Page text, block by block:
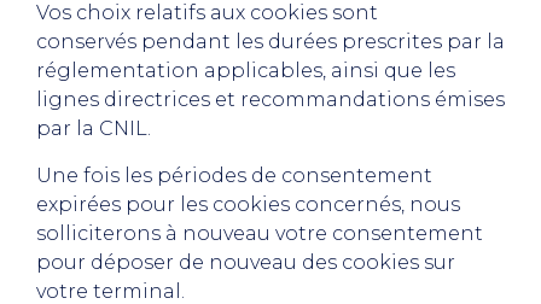
Vos choix relatifs aux cookies sont
conservés pendant les durées prescrites par la
réglementation applicables, ainsi que les
lignes directrices et recommandations émises
par la CNIL.
Une fois les périodes de consentement
expirées pour les cookies concernés, nous
solliciterons à nouveau votre consentement
pour déposer de nouveau des cookies sur
votre terminal.